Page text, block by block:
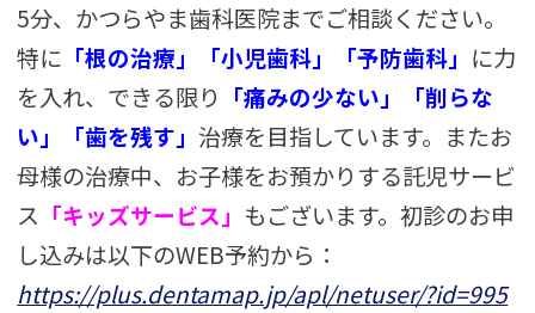
5分、かつらやま歯科医院までご相談ください。
特に 「根の治療」「小児歯科」「予防歯科」 に力
を入れ、できる限り 「痛みの少ない」「削らな
い」「歯を残す」 治療を目指しています。またお
母様の治療中、お子様をお預かりする託児サービ
ス 「キッズサービス」 もございます。初診のお申
し込みは以下のWEB予約から：
https://plus.dentamap.jp/apl/netuser/?id=995